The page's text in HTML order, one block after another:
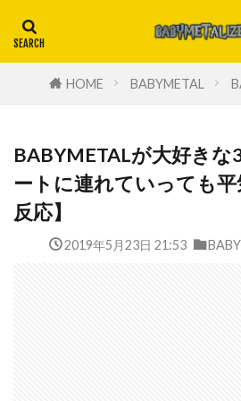
HOME BABYMETAL
BABYMETALが大好き
ートに連れていっても
反応】
2019年5月23日 21:53